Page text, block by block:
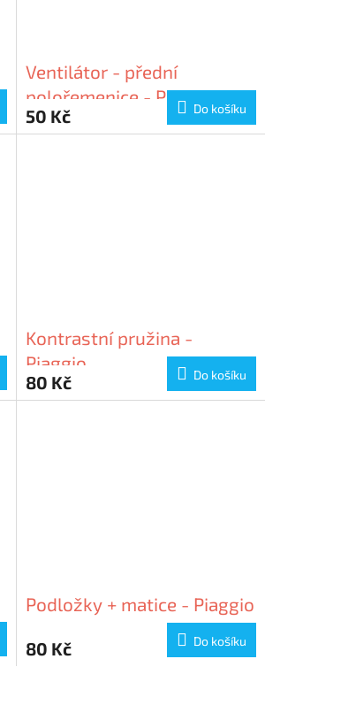
Ventilátor - přední
polořemenice - Piaggio
50 Kč Do košíku
Kontrastní pružina -
Piaggio
80 Kč Do košíku
Podložky + matice - Piaggio
80 Kč Do košíku